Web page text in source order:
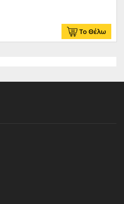
Το Θέλω